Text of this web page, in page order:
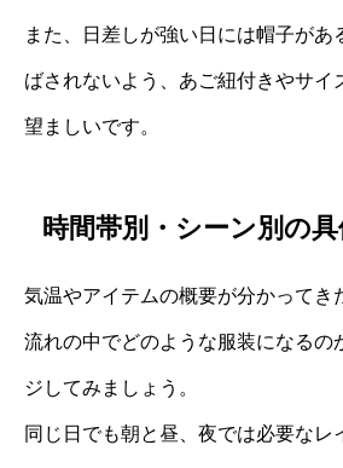
また、日差しが強い日には帽子があ
ばされないよう、あご紐付きやサイ
望ましいです。
時間帯別・シーン別の
気温やアイテムの概要が分かってき
流れの中でどのような服装になるの
ジしてみましょう。
同じ日でも朝と昼、夜では必要なレ